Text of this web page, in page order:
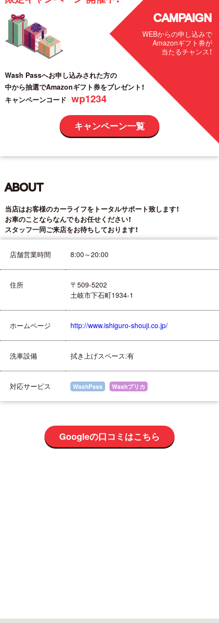
CAMPAIGN
WEBからの申し込みで
Amazonギフト券が
当たるチャンス！
Wash Passへお申し込みされた方の
中から抽選でAmazonギフト券をプレゼント！
キャンペーンコード wp1234
キャンペーン一覧
ABOUT
当店はお客様のカーライフをトータルサポート致します！
お車のことならなんでもお任せください！
スタッフ一同ご来店をお待ちしております！
店舗営業時間 8:00～20:00
住所
〒509-5202
土岐市下石町1934-1
ホームページ http://www.ishiguro-shouji.co.jp/
洗車設備 拭き上げスペース:有
対応サービス WashPass Washプリカ
Googleの口コミはこちら